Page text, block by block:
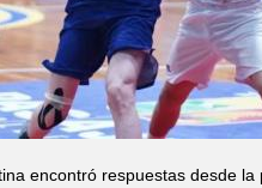
encontró respuestas desde